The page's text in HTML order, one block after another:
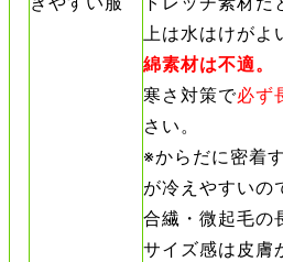
上は水はけがよ
綿素材は不適。
寒さ対策で必ず
さい。
※からだに密着
が冷えやすいの
合繊・微起毛の
サイズ感は皮膚